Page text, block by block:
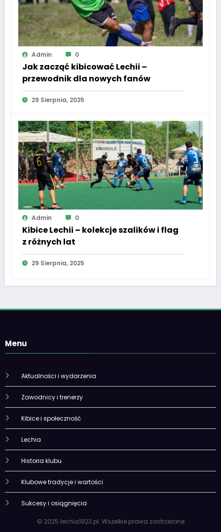
Admin 0
Jak zacząć kibicować Lechii –
przewodnik dla nowych fanów
29 Sierpnia, 2025
Admin 0
Kibice Lechii – kolekcje szalików i flag
z różnych lat
29 Sierpnia, 2025
Menu
Aktualności i wydarzenia
Zawodnicy i trenerzy
Kibice i społeczność
Lechia
Historia klubu
Klubowe tradycje i wartości
Sukcesy i osiągnięcia
© 2025 lechia1923.pl. Wszelkie prawa zastrzeżone